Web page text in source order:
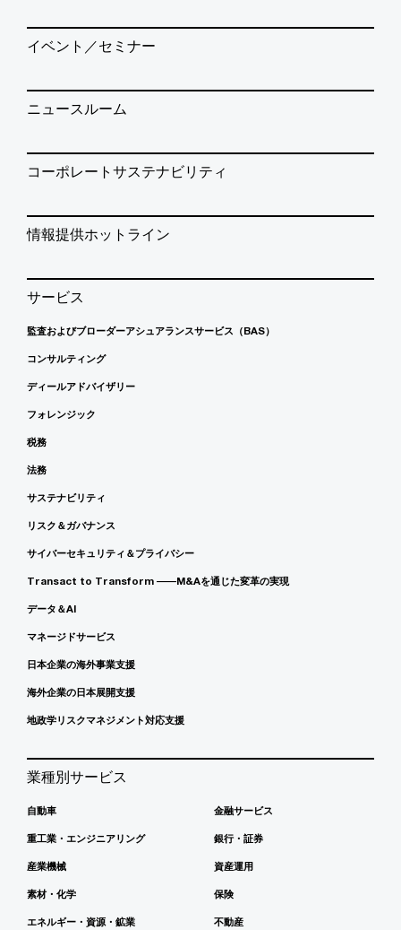
イベント／セミナー
ニュースルーム
コーポレートサステナビリティ
情報提供ホットライン
サービス
監査およびブローダーアシュアランスサービス（BAS）
コンサルティング
ディールアドバイザリー
フォレンジック
税務
法務
サステナビリティ
リスク＆ガバナンス
サイバーセキュリティ＆プライバシー
Transact to Transform ――M&Aを通じた変革の実現
データ＆AI
マネージドサービス
日本企業の海外事業支援
海外企業の日本展開支援
地政学リスクマネジメント対応支援
業種別サービス
自動車
重工業・エンジニアリング
産業機械
素材・化学
エネルギー・資源・鉱業
金融サービス
銀行・証券
資産運用
保険
不動産